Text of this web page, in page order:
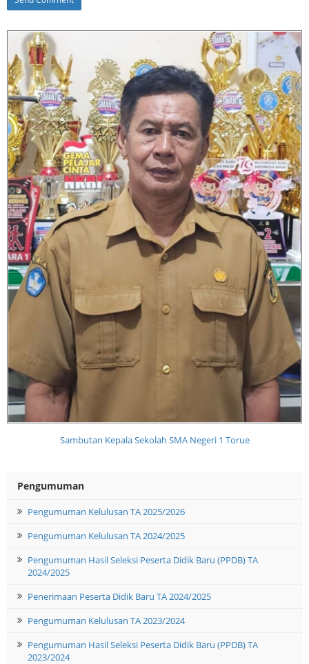
Sambutan Kepala Sekolah SMA Negeri 1 Torue
Pengumuman
Pengumuman Kelulusan TA 2025/2026
Pengumuman Kelulusan TA 2024/2025
Pengumuman Hasil Seleksi Peserta Didik Baru (PPDB) TA
2024/2025
Penerimaan Peserta Didik Baru TA 2024/2025
Pengumuman Kelulusan TA 2023/2024
Pengumuman Hasil Seleksi Peserta Didik Baru (PPDB) TA
2023/2024